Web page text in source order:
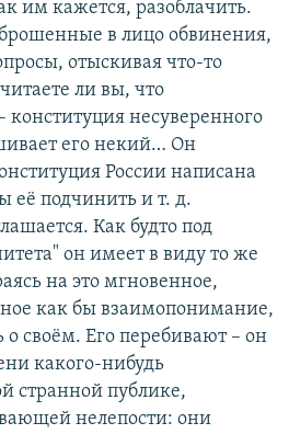
им кажется, разоблачить.
в лицо обвинения,
отыскивая что-то
ли вы, что
конституция несуверенного
его некий… Он
России написана
её подчинить и т. д.
Как будто под
он имеет в виду то же
на это мгновенное,
как бы взаимопонимание,
о своём. Его перебивают – он
какого-нибудь
странной публике,
нелепости: они